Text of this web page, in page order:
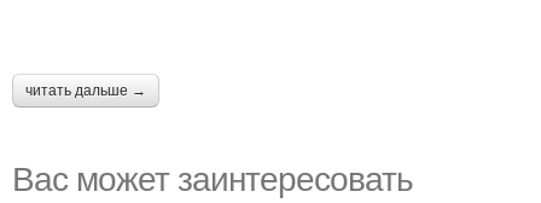
читать дальше →
Вас может заинтересовать